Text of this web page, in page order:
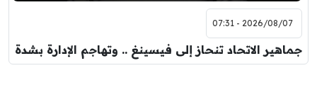
2026/08/07 - 07:31
جماهير الاتحاد تنحاز إلى فيسينغ .. وتهاجم الإدارة بشدة